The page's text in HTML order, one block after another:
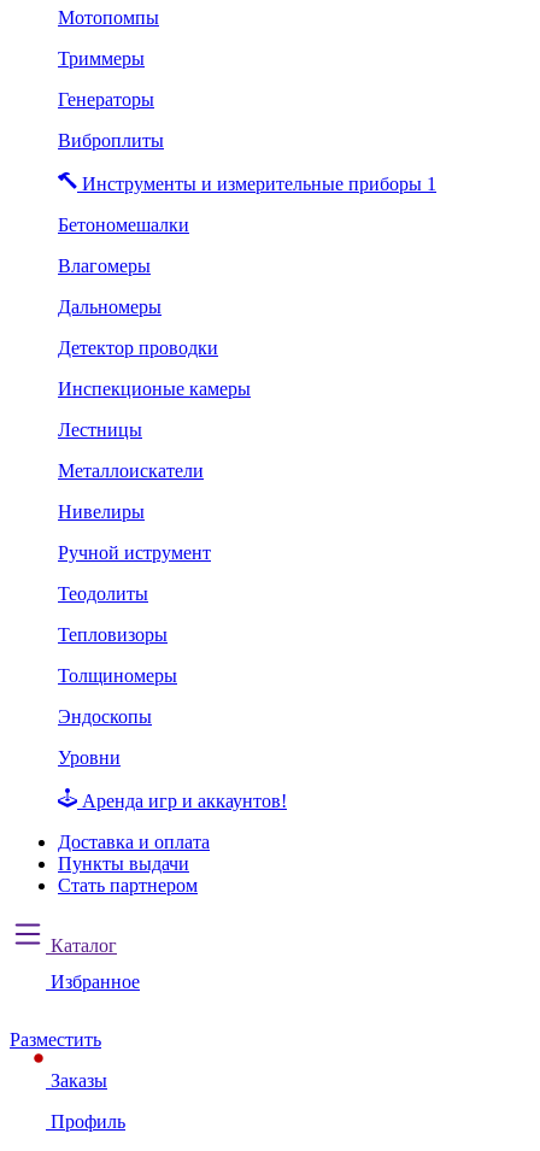
Мотопомпы
Триммеры
Генераторы
Виброплиты
Инструменты и измерительные приборы 1
Бетономешалки
Влагомеры
Дальномеры
Детектор проводки
Инспекционые камеры
Лестницы
Металлоискатели
Нивелиры
Ручной иструмент
Теодолиты
Тепловизоры
Толщиномеры
Эндоскопы
Уровни
Аренда игр и аккаунтов!
Доставка и оплата
Пункты выдачи
Стать партнером
Каталог
Избранное
Разместить
Заказы
Профиль